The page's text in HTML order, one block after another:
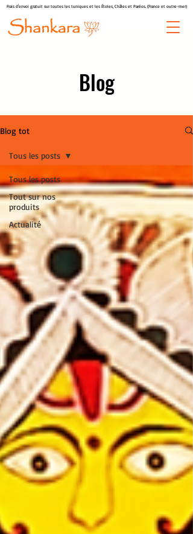
Frais d'envoi gratuit sur toutes les tuniques et les Étoles, Châles et Paréos. (France et outre-mer)
Blog
Blog tot
Tous les posts
Tout sur nos
produits
Actualité
Tous les posts